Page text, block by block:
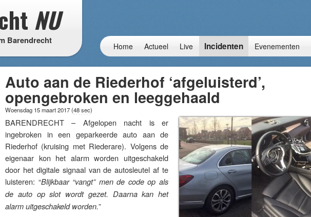
NU
Barendrecht
Home Actueel Live Incidenten Evenementen
Auto aan de Riederhof ‘afgeluisterd’,
opengebroken en leeggehaald
Woensdag 15 maart 2017(48 sec)
BARENDRECHT – Afgelopen nacht is er
ingebroken in een geparkeerde auto aan de
Riederhof (kruising met Riederare). Volgens de
eigenaar kon het alarm worden uitgeschakeld
door het digitale signaal van de autosleutel af te
luisteren: “Blijkbaar “vangt” men de code op als
de auto op slot wordt gezet. Daarna kan het
alarm uitgeschakeld worden.”